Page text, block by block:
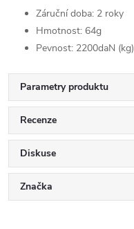
Záruční doba: 2 roky
Hmotnost: 64g
Pevnost: 2200daN (kg)
Parametry produktu
Recenze
Diskuse
Značka